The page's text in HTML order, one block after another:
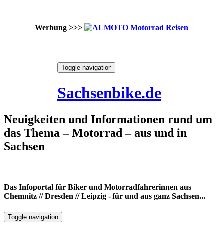
Werbung >>>
Toggle navigation
Sachsenbike.de
Neuigkeiten und Informationen rund um
das Thema – Motorrad – aus und in
Sachsen
Das Infoportal für Biker und Motorradfahrerinnen aus
Chemnitz // Dresden // Leipzig - für und aus ganz Sachsen...
Toggle navigation